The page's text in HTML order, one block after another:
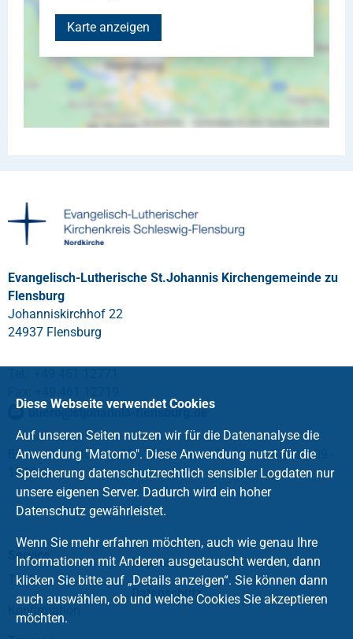
Karte anzeigen
Evangelisch-Lutherische St.Johannis Kirchengemeinde zu
Flensburg
Johanniskirchhof 22
24937 Flensburg
buero@stjohannis-flensburg.de
Bürozeiten: Montag 09 - 12 Uhr und 13 - 16 Uhr, Freitag 09 -
12 Uhr
Service
Taufe
Konfirmation
Impressum
Datenschutz
Diese Webseite verwendet Cookies
Auf unseren Seiten nutzen wir für die Datenanalyse die
Anwendung "Matomo". Diese Anwendung nutzt für die
Speicherung datenschutzrechtlich sensibler Logdaten nur
unsere eigenen Server. Dadurch wird ein hoher
Datenschutz gewährleistet.
Wenn Sie mehr erfahren möchten, auch wie genau Ihre
Informationen mit Anderen ausgetauscht werden, dann
klicken Sie bitte auf „Details anzeigen“. Sie können dann
auch auswählen, ob und welche Cookies Sie akzeptieren
möchten.